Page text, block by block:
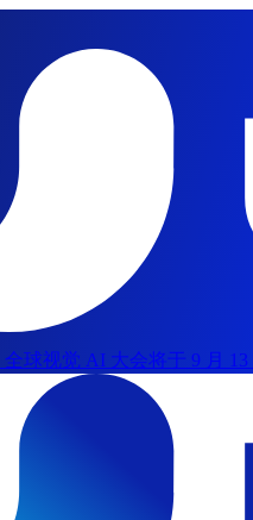
全球视觉 AI 大会将于 9 月